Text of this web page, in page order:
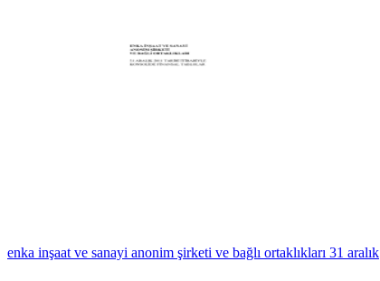
enka inşaat ve sanayi anonim şirketi ve bağlı ortaklıkları 31 aralık